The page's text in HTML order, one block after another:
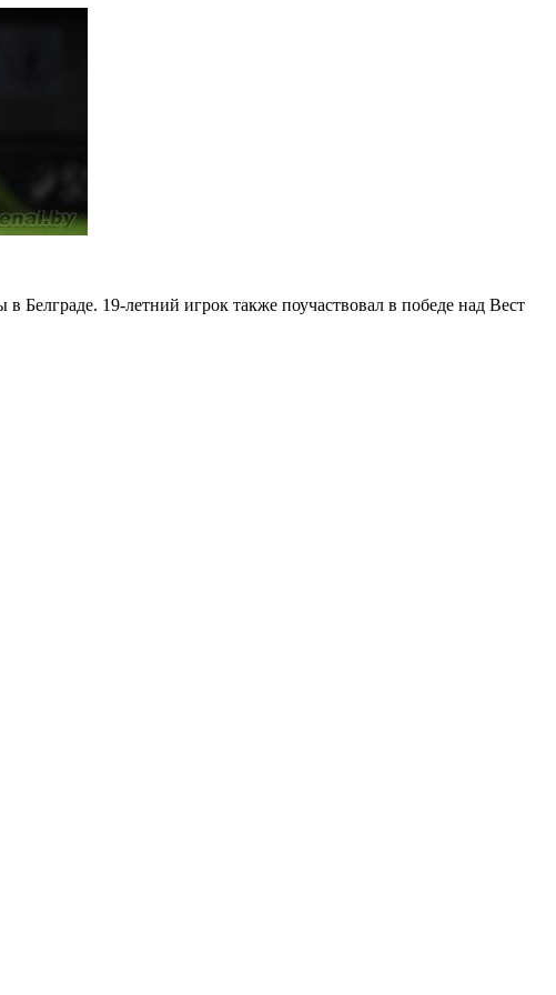
Белграде. 19-летний игрок также поучаствовал в победе над Вест